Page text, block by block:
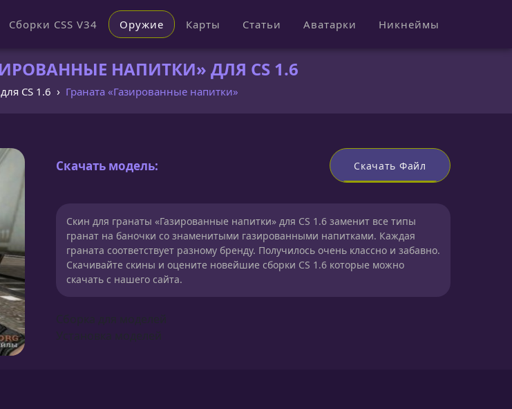
Сборки CSS V34 Оружие Карты Статьи Аватарки Никнеймы
НАПИТКИ» ДЛЯ CS 1.6
CS 1.6 Граната «Газированные напитки»
Скачать модель: Скачать Файл
Скин для гранаты «Газированные напитки» для CS 1.6 заменит все типы
гранат на баночки со знаменитыми газированными напитками. Каждая
граната соответствует разному бренду. Получилось очень классно и забавно.
Скачивайте скины и оцените новейшие сборки CS 1.6 которые можно
скачать с нашего сайта.